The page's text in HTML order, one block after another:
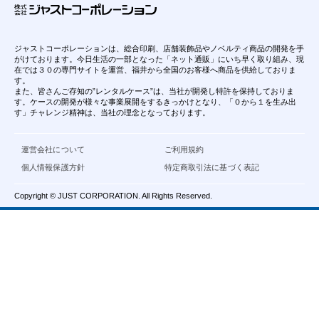
ジャストコーポレーションは、総合印刷、店舗装飾品やノベルティ商品の開発を手
がけております。今日生活の一部となった「ネット通販」にいち早く取り組み、現
在では３０の専門サイトを運営、福井から全国のお客様へ商品を供給しておりま
す。
また、皆さんご存知の”レンタルケース”は、当社が開発し特許を保持しておりま
す。ケースの開発が様々な事業展開をするきっかけとなり、「０から１を生み出
す」チャレンジ精神は、当社の理念となっております。
運営会社について
個人情報保護方針
ご利用規約
特定商取引法に基づく表記
Copyright © JUST CORPORATION. All Rights Reserved.